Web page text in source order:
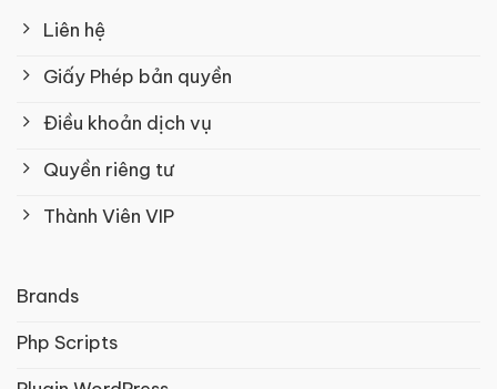
Liên hệ
Giấy Phép bản quyền
Điều khoản dịch vụ
Quyền riêng tư
Thành Viên VIP
Brands
Php Scripts